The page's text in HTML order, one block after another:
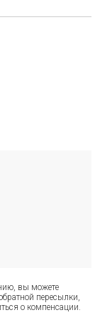
вы можете
пересылки,
о компенсации.